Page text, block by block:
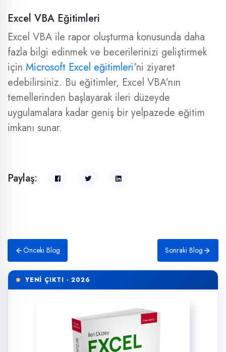
Excel VBA Eğitimleri
Excel VBA ile rapor oluşturma konusunda daha
fazla bilgi edinmek ve becerilerinizi geliştirmek
için Microsoft Excel eğitimleri'ni ziyaret
edebilirsiniz. Bu eğitimler, Excel VBA'nın
temellerinden başlayarak ileri düzeyde
uygulamalara kadar geniş bir yelpazede eğitim
imkanı sunar.
Paylaş:
Önceki Blog Sonraki Blog
YENİ ÇIKTI · 2026